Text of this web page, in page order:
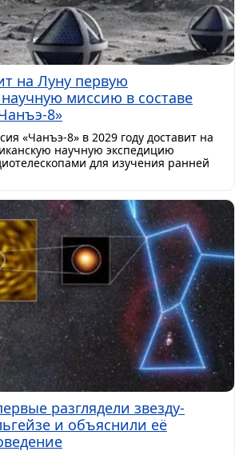
на Луну первую
миссию в составе
8»
«Чанъэ-8» в 2029 году доставит на
научную экспедицию
для изучения ранней
разглядели звезду-
и объяснили её